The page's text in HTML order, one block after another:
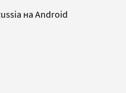
на Android